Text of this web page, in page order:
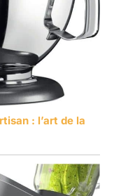
: l’art de la